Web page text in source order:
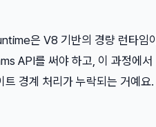
은 V8 기반의 경량 런타임
API를 써야 하고, 이 과정에서
경계 처리가 누락되는 거예요.